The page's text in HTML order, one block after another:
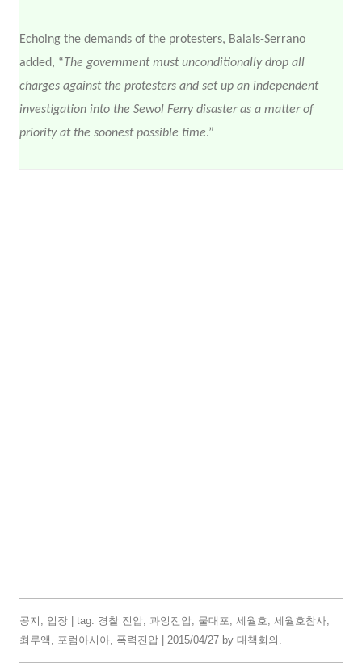
Echoing the demands of the protesters, Balais-Serrano
added, “ The government must unconditionally drop all
charges against the protesters and set up an independent
investigation into the Sewol Ferry disaster as a matter of
priority at the soonest possible time.”
공지 입장 | tag: 경찰 진압 과잉진압 물대포 세월호 세월호참사
최루액
포럼아시아 폭력진압 2015/04/27 by 대책회의